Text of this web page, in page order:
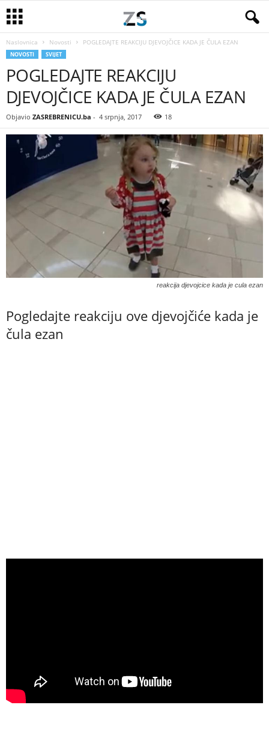
Naslovnica Novosti POGLEDAJTE REAKCIJU DJEVOJČICE KADA JE ČULA EZAN
NOVOSTI SVIJET
POGLEDAJTE REAKCIJU
DJEVOJČICE KADA JE ČULA EZAN
Objavio ZASREBRENICU.ba - 4 srpnja, 2017 18
reakcija djevojcice kada je cula ezan
Pogledajte reakciju ove djevojčiće kada je
čula ezan